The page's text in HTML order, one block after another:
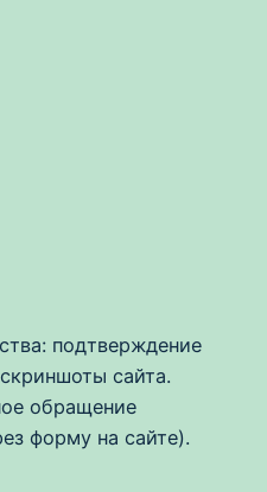
подтверждение
сайта.
обращение
форму на сайте).